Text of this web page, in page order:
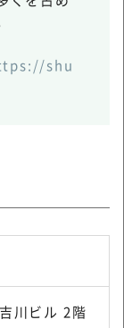
shukyaku-
川ビル 2階